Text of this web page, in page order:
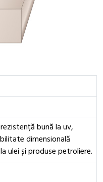
bună la uv,
dimensională
ulei și produse petroliere.